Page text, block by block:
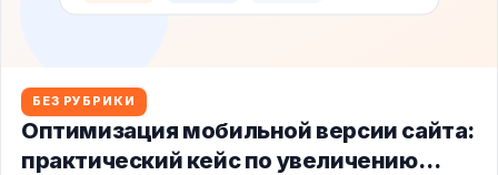
БЕЗ РУБРИКИ
Оптимизация мобильной версии сайта:
практический кейс по увеличению